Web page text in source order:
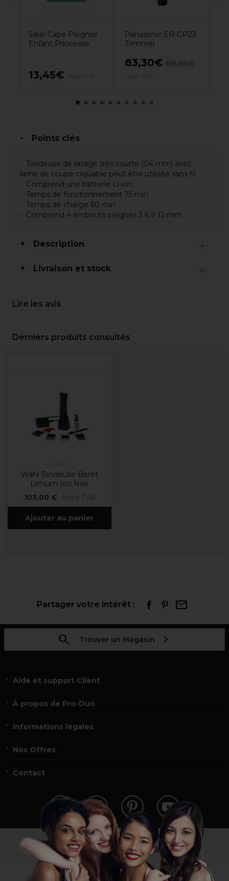
Sibel Cape Peignoir
Enfant Princesse
13,45€
Panasonic ER-GP23
Trimmer
83,30€
Points clés
Tondeuse de rasage très courte (04 mm) avec
lame de coupe cliquable peut être utilisée sans fil
Comprend une batterie Li-ion
Temps de fonctionnement 75 min
Temps de charge 60 min
Comprend 4 embouts peignes 3 6 9 12 mm
Description
Livraison et stock
Lire les avis
Derniers produits consultés
Wahl Tondeuse Beret
Lithium Ion Noir
103,00 €
Hors TVA
Ajouter au panier
Partager votre intérêt :
Trouver un Magasin
Aide et support Client
À propos de Pro-Duo
Informations légales
Nos Offres
Contact
Vous n’êtes pas un professionnel ?
Visitez notre site pour les particuliers!